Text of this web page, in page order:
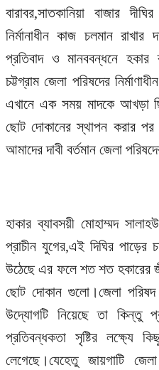
বারাবর,সাতকানিয়া বাজার
নির্মানাধীন কাজ চলমান রাখার
প্রতিবাদ ও মানববন্ধনে হকার
চট্টগ্রাম জেলা পরিষদের
এখানে এক সময় মাদকে আখড়া
ছোট দোকানের স্থাপন করার
আমাদের দাবী বর্তমান জেলা
হাকার ব্যাবসয়ী মোহাম্মদ
প্রাচীন যুগের,এই দিঘির পাড়ের
উঠেছে এর ফলে শত শত হকারের
ছোট দোকান গুলো।জেলা পরিষদ
উদ্যোগটি নিয়েছে তা কিন্তু
প্রতিবন্ধকতা সৃষ্টির লক্ষ্যে
লেগেছে।যেহেতু জায়গাটি